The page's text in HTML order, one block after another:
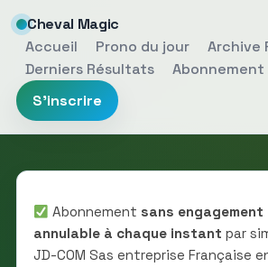
Cheval Magic
Accueil
Prono du jour
Archive
Derniers Résultats
Abonnement
S'inscrire
Abonnement sans engagement
annulable à chaque instant par
JD-COM Sas entreprise Française